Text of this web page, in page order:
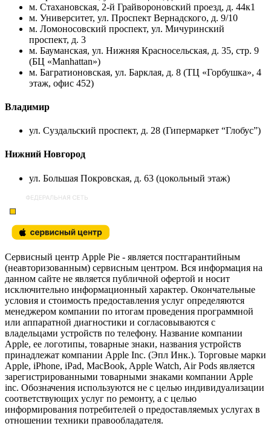
м. Стахановская, 2-й Грайвороновский проезд, д. 44к1
м. Университет, ул. Проспект Вернадского, д. 9/10
м. Ломоносовский проспект, ул. Мичуринский
проспект, д. 3
м. Бауманская, ул. Нижняя Красносельская, д. 35, стр. 9
(БЦ «Manhattan»)
м. Багратионовская, ул. Барклая, д. 8 (ТЦ «Горбушка», 4
этаж, офис 452)
Владимир
ул. Суздальский проспект, д. 28 (Гипермаркет “Глобус”)
Нижний Новгород
ул. Большая Покровская, д. 63 (цокольный этаж)
Сервисный центр Apple Pie - является постгарантийным
(неавторизованным) сервисным центром. Вся информация на
данном сайте не является публичной офертой и носит
исключительно информационный характер. Окончательные
условия и стоимость предоставления услуг определяются
менеджером компании по итогам проведения программной
или аппаратной диагностики и согласовываются с
владельцами устройств по телефону. Название компании
Apple, ее логотипы, товарные знаки, названия устройств
принадлежат компании Apple Inc. (Эпл Инк.). Торговые марки
Apple, iPhone, iPad, MacBook, Apple Watch, Air Pods является
зарегистрированными товарными знаками компании Apple
inc. Обозначения используются не с целью индивидуализации
соответствующих услуг по ремонту, а с целью
информирования потребителей о предоставляемых услугах в
отношении техники правообладателя.